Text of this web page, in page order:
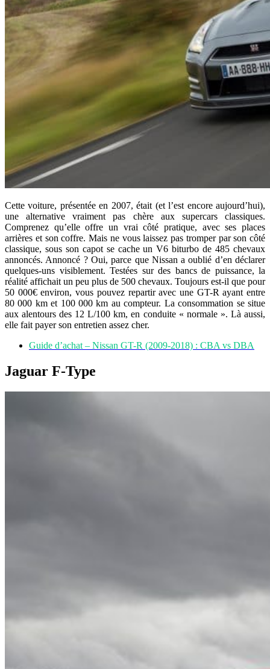
Cette voiture, présentée en 2007, était (et l’est encore aujourd’hui),
une alternative vraiment pas chère aux supercars classiques.
Comprenez qu’elle offre un vrai côté pratique, avec ses places
arrières et son coffre. Mais ne vous laissez pas tromper par son côté
classique, sous son capot se cache un V6 biturbo de 485 chevaux
annoncés. Annoncé ? Oui, parce que Nissan a oublié d’en déclarer
quelques-uns visiblement. Testées sur des bancs de puissance, la
réalité affichait un peu plus de 500 chevaux. Toujours est-il que pour
50 000€ environ, vous pouvez repartir avec une GT-R ayant entre
80 000 km et 100 000 km au compteur. La consommation se situe
aux alentours des 12 L/100 km, en conduite « normale ». Là aussi,
elle fait payer son entretien assez cher.
Guide d’achat – Nissan GT-R (2009-2018) : CBA vs DBA
Jaguar F-Type